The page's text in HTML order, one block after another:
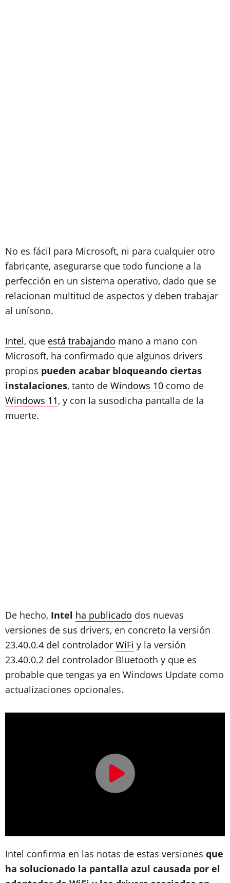
No es fácil para Microsoft, ni para cualquier otro
fabricante, asegurarse que todo funcione a la
perfección en un sistema operativo, dado que se
relacionan multitud de aspectos y deben trabajar
al unísono.
Intel, que está trabajando mano a mano con
Microsoft, ha confirmado que algunos drivers
propios pueden acabar bloqueando ciertas
instalaciones, tanto de Windows 10 como de
Windows 11, y con la susodicha pantalla de la
muerte.
De hecho, Intel ha publicado dos nuevas
versiones de sus drivers, en concreto la versión
23.40.0.4 del controlador WiFi y la versión
23.40.0.2 del controlador Bluetooth y que es
probable que tengas ya en Windows Update como
actualizaciones opcionales.
Intel confirma en las notas de estas versiones que
ha solucionado la pantalla azul causada por el